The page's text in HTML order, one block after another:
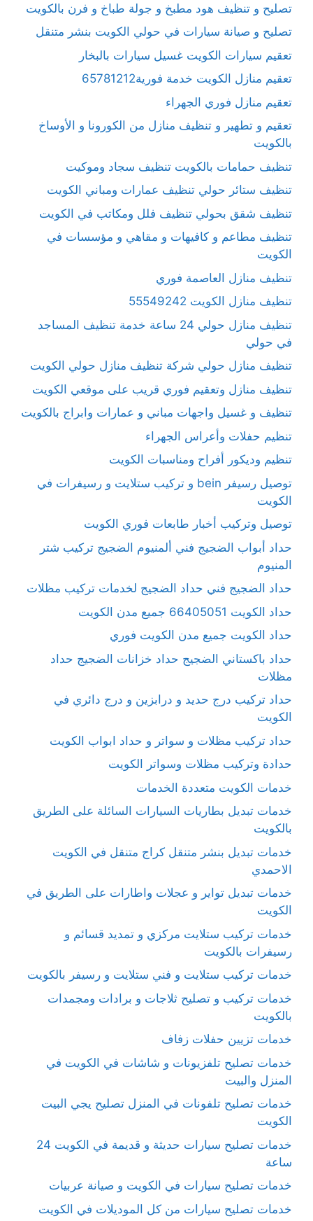
تصليح و تنظيف هود مطبخ و جولة طباخ و فرن بالكويت
تصليح و صيانة سيارات في حولي الكويت بنشر متنقل
تعقيم سيارات الكويت غسيل سيارات بالبخار
تعقيم منازل الكويت خدمة فورية65781212
تعقيم منازل فوري الجهراء
تعقيم و تطهير و تنظيف منازل من الكورونا و الأوساخ
بالكويت
تنظيف حمامات بالكويت تنظيف سجاد وموكيت
تنظيف ستائر حولي تنظيف عمارات ومباني الكويت
تنظيف شقق بحولي تنظيف فلل ومكاتب في الكويت
تنظيف مطاعم و كافيهات و مقاهي و مؤسسات في
الكويت
تنظيف منازل العاصمة فوري
تنظيف منازل الكويت 55549242
تنظيف منازل حولي 24 ساعة خدمة تنظيف المساجد
في حولي
تنظيف منازل حولي شركة تنظيف منازل حولي الكويت
تنظيف منازل وتعقيم فوري قريب على موقعي الكويت
تنظيف و غسيل واجهات مباني و عمارات وابراج بالكويت
تنظيم حفلات وأعراس الجهراء
تنظيم وديكور أفراح ومناسبات الكويت
توصيل رسيفر bein و تركيب ستلايت و رسيفرات في
الكويت
توصيل وتركيب أخبار طابعات فوري الكويت
حداد أبواب الضجيج فني ألمنيوم الضجيج تركيب شتر
المنيوم
حداد الضجيج فني حداد الضجيج لخدمات تركيب مظلات
حداد الكويت 66405051 جميع مدن الكويت
حداد الكويت جميع مدن الكويت فوري
حداد باكستاني الضجيج حداد خزانات الضجيج حداد
مظلات
حداد تركيب درج حديد و درابزين و درج دائري في
الكويت
حداد تركيب مظلات و سواتر و حداد ابواب الكويت
حدادة وتركيب مظلات وسواتر الكويت
خدمات الكويت متعددة الخدمات
خدمات تبديل بطاريات السيارات السائلة على الطريق
بالكويت
خدمات تبديل بنشر متنقل كراج متنقل في الكويت
الاحمدي
خدمات تبديل تواير و عجلات واطارات على الطريق في
الكويت
خدمات تركيب ستلايت مركزي و تمديد قسائم و
رسيفرات بالكويت
خدمات تركيب ستلايت و فني ستلايت و رسيفر بالكويت
خدمات تركيب و تصليح ثلاجات و برادات ومجمدات
بالكويت
خدمات تزيين حفلات زفاف
خدمات تصليح تلفزيونات و شاشات في الكويت في
المنزل والبيت
خدمات تصليح تلفونات في المنزل تصليح يجي البيت
الكويت
خدمات تصليح سيارات حديثة و قديمة في الكويت 24
ساعة
خدمات تصليح سيارات في الكويت و صيانة عربيات
خدمات تصليح سيارات من كل الموديلات في الكويت